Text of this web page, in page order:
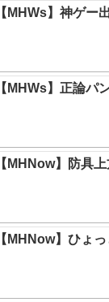
【MHWs】神ゲー
【MHWs】正論パ
【MHNow】防具
【MHNow】ひょ